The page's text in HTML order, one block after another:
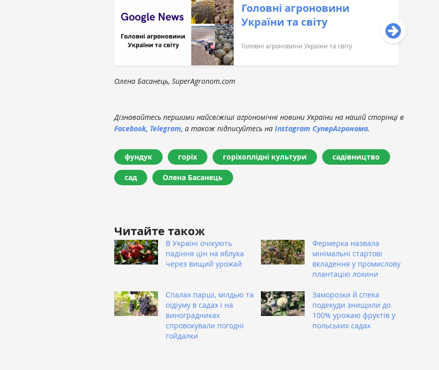
Головні агроновини
України та світу
Головні агроновини України та світу
Олена Басанець, SuperAgronom.com
Дізнавайтесь першими найсвіжіші агрономічні новини України на нашій сторінці в
Facebook, Telegram, а також підписуйтесь на Instagram СуперАгронома.
фундук горіх горіхоплідні культури садівництво
сад Олена Басанець
Читайте також
В Україні очікують
падіння цін на яблука
через вищий урожай
Фермерка назвала
мінімальні стартові
вкладення у промислову
плантацію лохини
Спалах парші, мілдью та
оїдіуму в садах і на
виноградниках
спровокували погодні
гойдалки
Заморозки й спека
подекуди знищили до
100% урожаю фруктів у
польських садах